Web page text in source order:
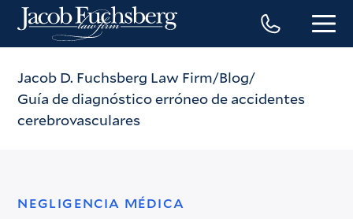
Jacob D. Fuchsberg Law Firm Blog
Guía de diagnóstico erróneo de accidentes
cerebrovasculares
NEGLIGENCIA MÉDICA